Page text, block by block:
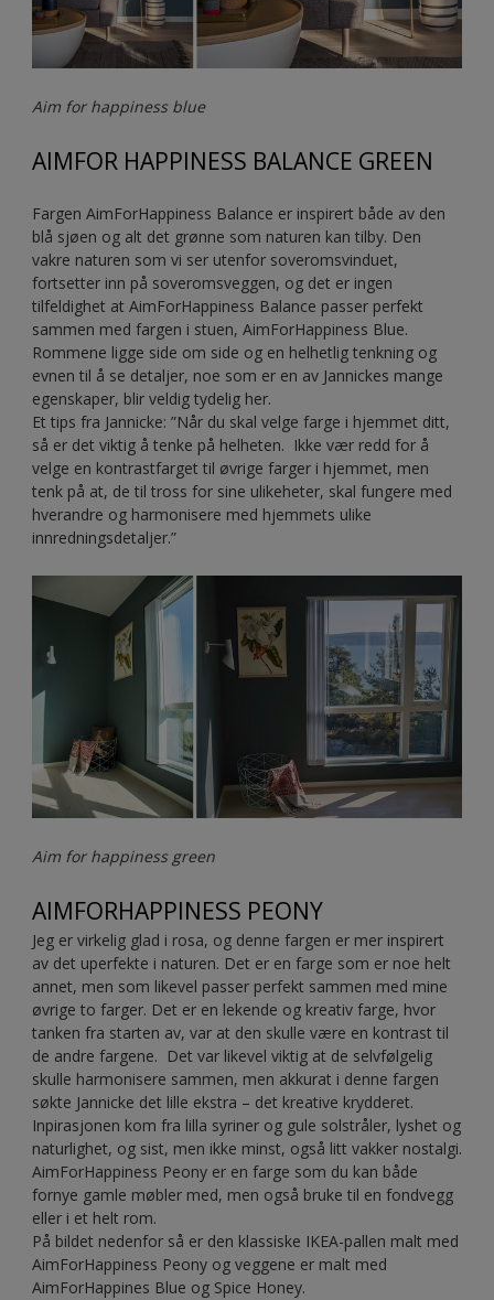
Aim for happiness blue
AIMFOR HAPPINESS BALANCE GREEN
Fargen AimForHappiness Balance er inspirert både av den
blå sjøen og alt det grønne som naturen kan tilby. Den
vakre naturen som vi ser utenfor soveromsvinduet,
fortsetter inn på soveromsveggen, og det er ingen
tilfeldighet at AimForHappiness Balance passer perfekt
sammen med fargen i stuen, AimForHappiness Blue.
Rommene ligge side om side og en helhetlig tenkning og
evnen til å se detaljer, noe som er en av Jannickes mange
egenskaper, blir veldig tydelig her.
Et tips fra Jannicke: ”Når du skal velge farge i hjemmet ditt,
så er det viktig å tenke på helheten. Ikke vær redd for å
velge en kontrastfarget til øvrige farger i hjemmet, men
tenk på at, de til tross for sine ulikeheter, skal fungere med
hverandre og harmonisere med hjemmets ulike
innredningsdetaljer.”
Aim for happiness green
AIMFORHAPPINESS PEONY
Jeg er virkelig glad i rosa, og denne fargen er mer inspirert
av det uperfekte i naturen. Det er en farge som er noe helt
annet, men som likevel passer perfekt sammen med mine
øvrige to farger. Det er en lekende og kreativ farge, hvor
tanken fra starten av, var at den skulle være en kontrast til
de andre fargene. Det var likevel viktig at de selvfølgelig
skulle harmonisere sammen, men akkurat i denne fargen
søkte Jannicke det lille ekstra – det kreative krydderet.
Inpirasjonen kom fra lilla syriner og gule solstråler, lyshet og
naturlighet, og sist, men ikke minst, også litt vakker nostalgi.
AimForHappiness Peony er en farge som du kan både
fornye gamle møbler med, men også bruke til en fondvegg
eller i et helt rom.
På bildet nedenfor så er den klassiske IKEA-pallen malt med
AimForHappiness Peony og veggene er malt med
AimForHappines Blue og Spice Honey.